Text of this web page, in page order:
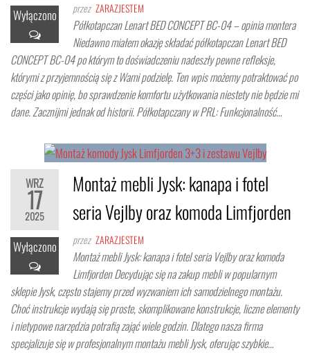
Wyłączono przez ZARAZJESTEM
Półkotapczan Lenart BED CONCEPT BC-04 – opinia montera
Niedawno miałem okazję składać półkotapczan Lenart BED
CONCEPT BC-04 po którym to doświadczeniu nadeszły pewne refleksje,
którymi z przyjemnością się z Wami podzielę. Ten wpis możemy potraktować po
części jako opinię, bo sprawdzenie komfortu użytkowania niestety nie będzie mi
dane. Zacznijmi jednak od historii. Półkotapczany w PRL: Funkcjonalność…
WRZ
17
2025
Wyłączono
Montaż mebli Jysk: kanapa i fotel
seria Vejlby oraz komoda Limfjorden
przez ZARAZJESTEM
Montaż mebli Jysk: kanapa i fotel seria Vejlby oraz komoda
Limfjorden Decydując się na zakup mebli w popularnym
sklepie Jysk, często stajemy przed wyzwaniem ich samodzielnego montażu.
Choć instrukcje wydają się proste, skomplikowane konstrukcje, liczne elementy
i nietypowe narzędzia potrafią zająć wiele godzin. Dlatego nasza firma
specjalizuje się w profesjonalnym montażu mebli Jysk, oferując szybkie…